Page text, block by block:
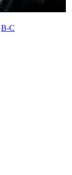
В-С